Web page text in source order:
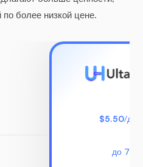
более низкой цене.
$5.50/для
до 7